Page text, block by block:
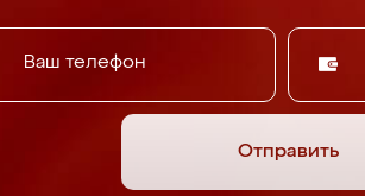
Отправить